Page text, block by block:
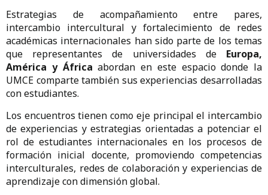
Estrategias de acompañamiento entre pares,
intercambio intercultural y fortalecimiento de redes
académicas internacionales han sido parte de los temas
que representantes de universidades de Europa,
América y África abordan en este espacio donde la
UMCE comparte también sus experiencias desarrolladas
con estudiantes.
Los encuentros tienen como eje principal el intercambio
de experiencias y estrategias orientadas a potenciar el
rol de estudiantes internacionales en los procesos de
formación inicial docente, promoviendo competencias
interculturales, redes de colaboración y experiencias de
aprendizaje con dimensión global.